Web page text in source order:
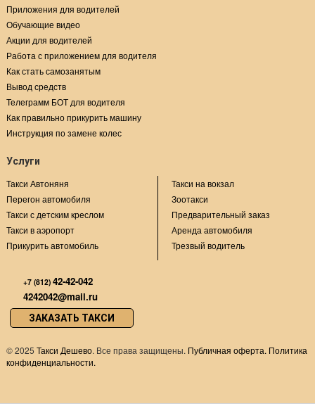
Приложения для водителей
Обучающие видео
Акции для водителей
Работа с приложением для водителя
Как стать самозанятым
Вывод средств
Телеграмм БОТ для водителя
Как правильно прикурить машину
Инструкция по замене колес
Услуги
Такси Автоняня
Перегон автомобиля
Такси с детским креслом
Такси в аэропорт
Прикурить автомобиль
Такси на вокзал
Зоотакси
Предварительный заказ
Аренда автомобиля
Трезвый водитель
+7 (812) 42-42-042
4242042@mail.ru
ЗАКАЗАТЬ ТАКСИ
©2025 Такси Дешево. Все права защищены. Публичная оферта. Политика
конфиденциальности.